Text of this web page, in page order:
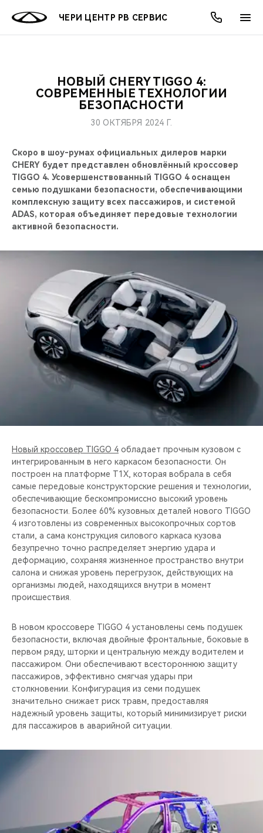
ЧЕРИ ЦЕНТР РВ СЕРВИС
МОДЕЛИ
КРОССОВЕРЫ
СЕДАНЫ
НОВИНКИ
ПОКУПАТЕЛЯМ
ВЛАДЕЛЬЦАМ
ПОДДЕРЖКА
CHERY CONNECT
МИР CHERY
CHERY В СОЦСЕТЯХ
ЛЮДИ CHERY
CHERY И СПОРТ
НАШИ МЕРОПРИЯТИЯ
ВИДЕООБЗОРЫ
CHERY ДЛЯ ДЕТЕЙ
АКЦИИ
ОНЛАЙН СЕРВИСЫ
О КОМПАНИИ
НОВЫЙ CHERY TIGGO 4:
СОВРЕМЕННЫЕ ТЕХНОЛОГИИ
БЕЗОПАСНОСТИ
30 ОКТЯБРЯ 2024 Г.
Скоро в шоу-румах официальных дилеров марки
CHERY будет представлен обновлённый кроссовер
TIGGO 4. Усовершенствованный TIGGO 4 оснащен
семью подушками безопасности, обеспечивающими
комплексную защиту всех пассажиров, и системой
ADAS, которая объединяет передовые технологии
активной безопасности.
Новый кроссовер TIGGO 4 обладает прочным кузовом с
интегрированным в него каркасом безопасности. Он
построен на платформе T1X, которая вобрала в себя
самые передовые конструкторские решения и технологии,
обеспечивающие бескомпромиссно высокий уровень
безопасности. Более 60% кузовных деталей нового TIGGO
4 изготовлены из современных высокопрочных сортов
стали, а сама конструкция силового каркаса кузова
безупречно точно распределяет энергию удара и
деформацию, сохраняя жизненное пространство внутри
салона и снижая уровень перегрузок, действующих на
организмы людей, находящихся внутри в момент
происшествия.
В новом кроссовере TIGGO 4 установлены семь подушек
безопасности, включая двойные фронтальные, боковые в
первом ряду, шторки и центральную между водителем и
пассажиром. Они обеспечивают всестороннюю защиту
пассажиров, эффективно смягчая удары при
столкновении. Конфигурация из семи подушек
значительно снижает риск травм, предоставляя
надежный уровень защиты, который минимизирует риски
для пассажиров в аварийной ситуации.